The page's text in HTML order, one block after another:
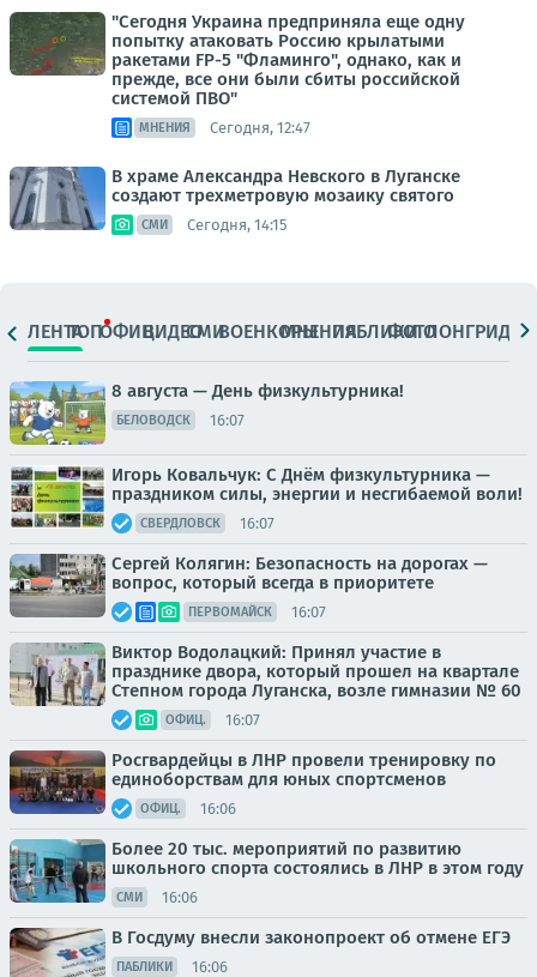
"Сегодня Украина предприняла еще одну
попытку атаковать Россию крылатыми
ракетами FP-5 "Фламинго", однако, как и
прежде, все они были сбиты российской
системой ПВО"
МНЕНИЯ Сегодня, 12:47
В храме Александра Невского в Луганске
создают трехметровую мозаику святого
СМИ Сегодня, 14:15
ЛЕНТАТОПОФИЦ.ВИДЕОСМИВОЕНКОРЫМНЕНИЯПАБЛИКИ
ФОТОЛОНГРИДЫ
8 августа — День физкультурника!
БЕЛОВОДСК 16:07
Игорь Ковальчук: С Днём физкультурника —
праздником силы, энергии и несгибаемой воли!
СВЕРДЛОВСК 16:07
Сергей Колягин: Безопасность на дорогах —
вопрос, который всегда в приоритете
ПЕРВОМАЙСК 16:07
Виктор Водолацкий: Принял участие в
празднике двора, который прошел на квартале
Степном города Луганска, возле гимназии № 60
ОФИЦ. 16:07
Росгвардейцы в ЛНР провели тренировку по
единоборствам для юных спортсменов
ОФИЦ. 16:06
Более 20 тыс. мероприятий по развитию
школьного спорта состоялись в ЛНР в этом году
СМИ 16:06
В Госдуму внесли законопроект об отмене ЕГЭ
ПАБЛИКИ 16:06